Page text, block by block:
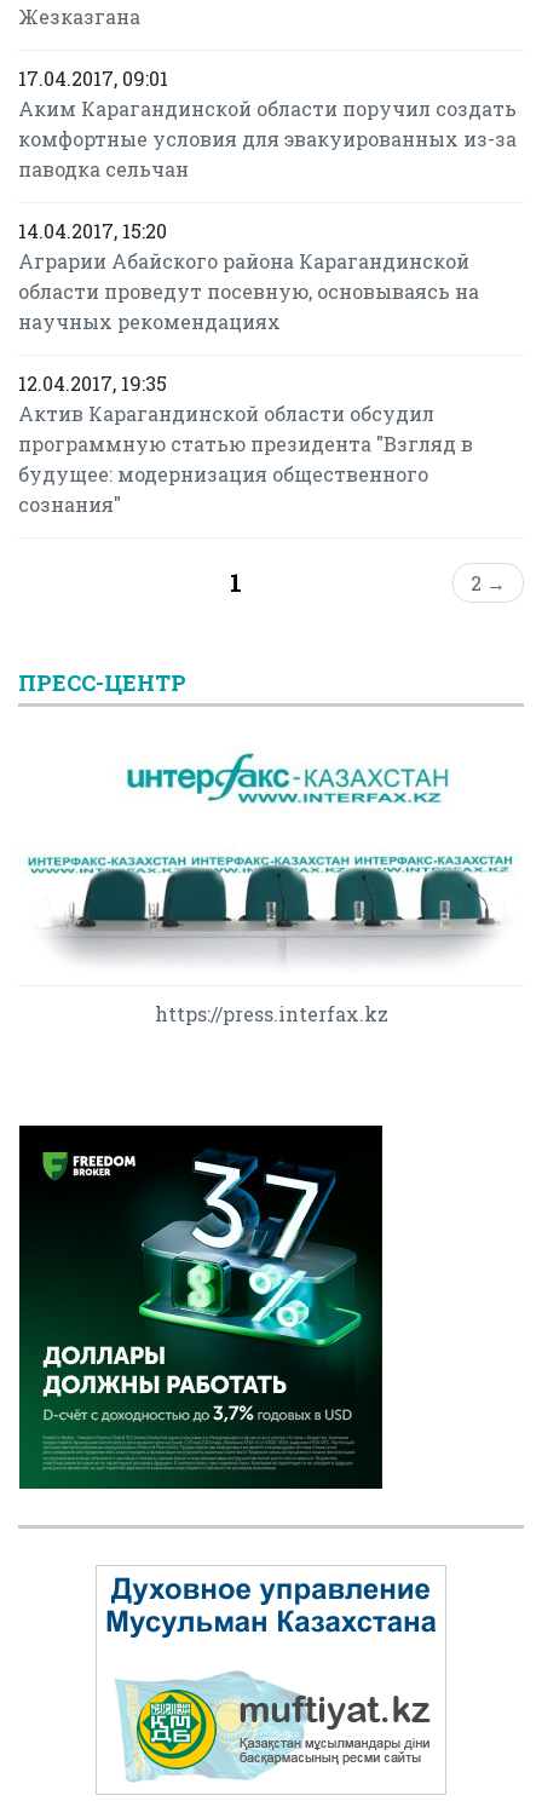
Жезказгана
17.04.2017, 09:01
Аким Карагандинской области поручил создать
комфортные условия для эвакуированных из-за
паводка сельчан
14.04.2017, 15:20
Аграрии Абайского района Карагандинской
области проведут посевную, основываясь на
научных рекомендациях
12.04.2017, 19:35
Актив Карагандинской области обсудил
программную статью президента "Взгляд в
будущее: модернизация общественного
сознания"
1 2 →
ПРЕСС-ЦЕНТР
https://press.interfax.kz